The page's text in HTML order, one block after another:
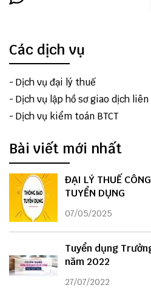
Các dịch vụ
- Dịch vụ đại lý thuế
- Dịch vụ lập hồ sơ giao dịch
- Dịch vụ kiểm toán BTCT
Bài viết mới nhất
ĐẠI LÝ THUẾ
TUYỂN DỤNG
07/05/2025
Tuyển dụng
năm 2022
27/07/2022